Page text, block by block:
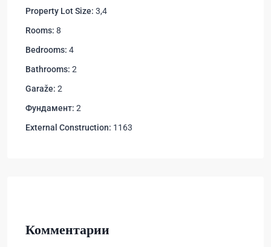
Property Lot Size: 3,4
Rooms: 8
Bedrooms: 4
Bathrooms: 2
Garaže: 2
Фундамент: 2
External Construction: 1163
Комментарии